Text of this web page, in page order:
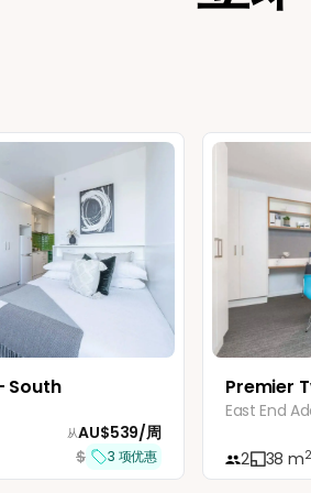
South
从AU$539/周
$
3 项优惠
Premier
East End
2 38 m2